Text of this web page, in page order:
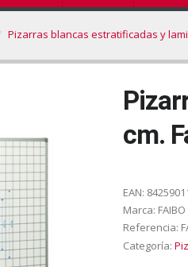
Pizarras blancas estratificadas y
cm.
EAN:
Marca: FAIBO
Referencia:
Categoría: